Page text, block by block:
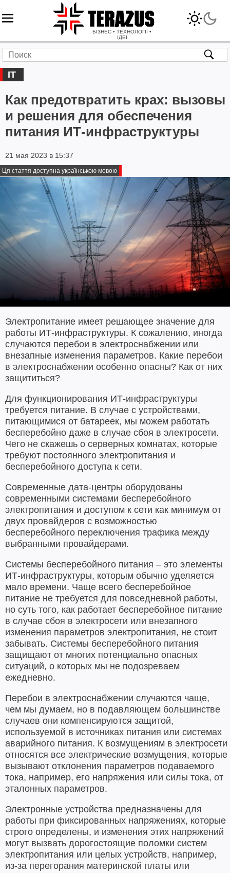
БІЗНЕС • ТЕХНОЛОГІЇ •
ІДЕЇ
IT
Как предотвратить крах: вызовы
и решения для обеспечения
питания ИТ-инфраструктуры
21 мая 2023 в 15:37
Ця стаття доступна українською мовою
Электропитание имеет решающее значение для
работы ИТ-инфраструктуры. К сожалению, иногда
случаются перебои в электроснабжении или
внезапные изменения параметров. Какие перебои
в электроснабжении особенно опасны? Как от них
защититься?
Для функционирования ИТ-инфраструктуры
требуется питание. В случае с устройствами,
питающимися от батареек, мы можем работать
бесперебойно даже в случае сбоя в электросети.
Чего не скажешь о серверных комнатах, которые
требуют постоянного электропитания и
бесперебойного доступа к сети.
Современные дата-центры оборудованы
современными системами бесперебойного
электропитания и доступом к сети как минимум от
двух провайдеров с возможностью
бесперебойного переключения трафика между
выбранными провайдерами.
Системы бесперебойного питания – это элементы
ИТ-инфраструктуры, которым обычно уделяется
мало времени. Чаще всего бесперебойное
питание не требуется для повседневной работы,
но суть того, как работает бесперебойное питание
в случае сбоя в электросети или внезапного
изменения параметров электропитания, не стоит
забывать. Системы бесперебойного питания
защищают от многих потенциально опасных
ситуаций, о которых мы не подозреваем
ежедневно.
Перебои в электроснабжении случаются чаще,
чем мы думаем, но в подавляющем большинстве
случаев они компенсируются защитой,
используемой в источниках питания или системах
аварийного питания. К возмущениям в электросети
относятся все электрические возмущения, которые
вызывают отклонения параметров подаваемого
тока, например, его напряжения или силы тока, от
эталонных параметров.
Электронные устройства предназначены для
работы при фиксированных напряжениях, которые
строго определены, и изменения этих напряжений
могут вызвать дорогостоящие поломки систем
электропитания или целых устройств, например,
из-за перегорания материнской платы или